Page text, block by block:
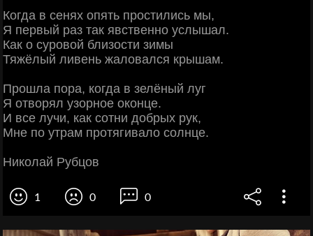
Когда в сенях опять простились мы,
Я первый раз так явственно услышал.
Как о суровой близости зимы
Тяжёлый ливень жаловался крышам.
Прошла пора, когда в зелёный луг
Я отворял узорное оконце.
И все лучи, как сотни добрых рук,
Мне по утрам протягивало солнце.
Николай Рубцов
1 0 0